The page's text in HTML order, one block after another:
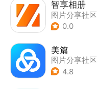
智享相册
图片分享社区
0.0
美篇
图片分享社区
4.8